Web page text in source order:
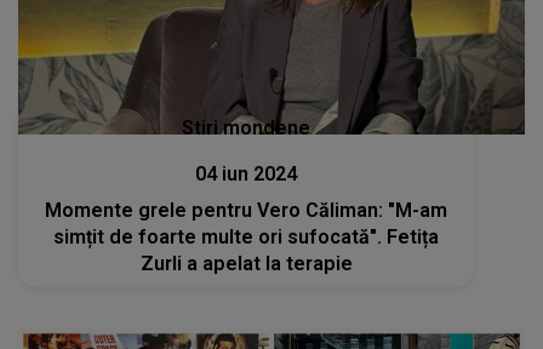
Stiri mondene
04 iun 2024
Momente grele pentru Vero Căliman: "M-am
simțit de foarte multe ori sufocată". Fetița
Zurli a apelat la terapie